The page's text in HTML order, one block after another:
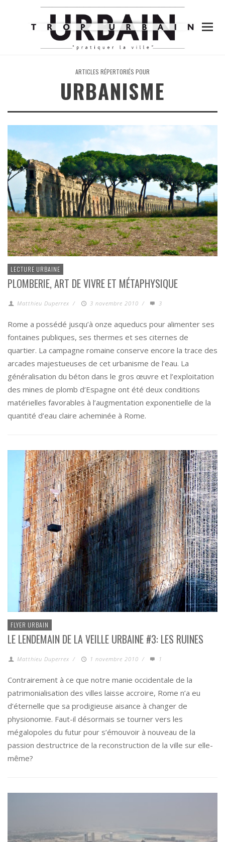
ARTICLES RÉPERTORIÉS POUR
URBANISME
LECTURE URBAINE
PLOMBERIE, ART DE VIVRE ET MÉTAPHYSIQUE
Matthieu Duperrex / 3 novembre 2010 / 3
Rome a possédé jusqu’à onze aqueducs pour alimenter ses
fontaines publiques, ses thermes et ses citernes de
quartier. La campagne romaine conserve encore la trace des
arcades majestueuses de cet urbanisme de l’eau. La
généralisation du béton dans le gros œuvre et l’exploitation
des mines de plomb d’Espagne ont été deux conditions
matérielles favorables à l’augmentation exponentielle de la
quantité d’eau claire acheminée à Rome.
FLYER URBAIN
LE LENDEMAIN DE LA VEILLE URBAINE #3: LES RUINES
Matthieu Duperrex / 1 novembre 2010 / 1
Contrairement à ce que notre manie occidentale de la
patrimonialisation des villes laisse accroire, Rome n’a eu
d’éternelle que sa prodigieuse aisance à changer de
physionomie. Faut-il désormais se tourner vers les
mégalopoles du futur pour s’émouvoir à nouveau de la
passion destructrice de la reconstruction de la ville sur elle-
même?